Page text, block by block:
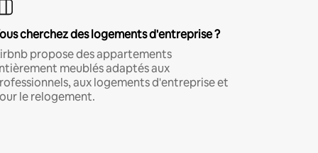
cherchez des logements d'entreprise ?
propose des appartements
meublés adaptés aux
aux logements d'entreprise et
le relogement.